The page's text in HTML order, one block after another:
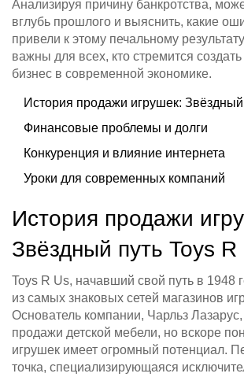
Анализируя причину банкротства,
вглубь прошлого и выяснить, какие
привели к этому печальному
важны для всех, кто стремится
бизнес в современной экономике.
История продажи игрушек: Звёздный
Финансовые проблемы и долги
Конкуренция и влияние интернета
Уроки для современных компаний
История продажи
Звёздный путь Toys R
Toys R Us, начавший свой путь в 1948
из самых знаковых сетей магазинов
Основатель компании, Чарльз
продажи детской мебели, но вскоре
игрушек имеет огромный потенциал.
точка, специализирующаяся